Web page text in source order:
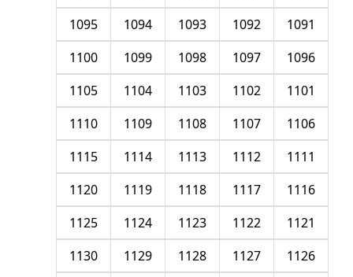
1091
1092
1093
1094
1095
1096
1097
1098
1099
1100
1101
1102
1103
1104
1105
1106
1107
1108
1109
1110
1111
1112
1113
1114
1115
1116
1117
1118
1119
1120
1121
1122
1123
1124
1125
1126
1127
1128
1129
1130